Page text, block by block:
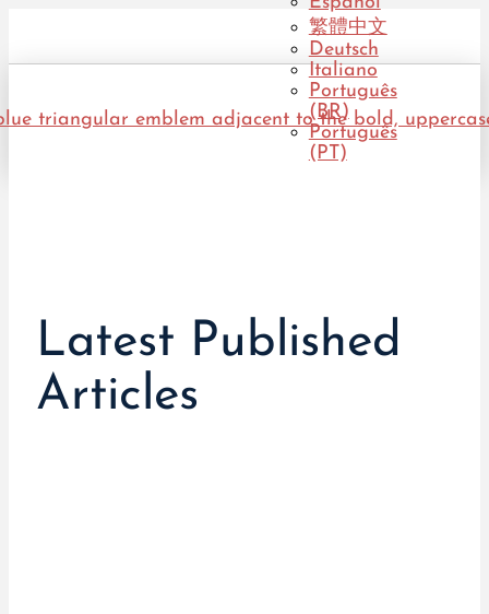
繁體中文
Deutsch
Italiano
Português
(BR)
Português
(PT)
Latest Published
Articles